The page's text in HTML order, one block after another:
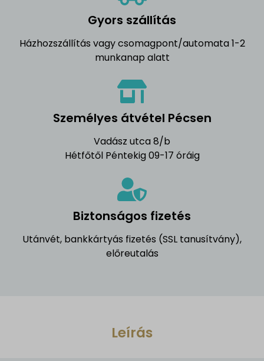
Gyors szállítás
Házhozszállítás vagy csomagpont/automata 1-2
munkanap alatt
Személyes átvétel Pécsen
Vadász utca 8/b
Hétfőtől Péntekig 09-17 óráig
Biztonságos fizetés
Utánvét, bankkártyás fizetés (SSL tanusítvány),
előreutalás
Leírás